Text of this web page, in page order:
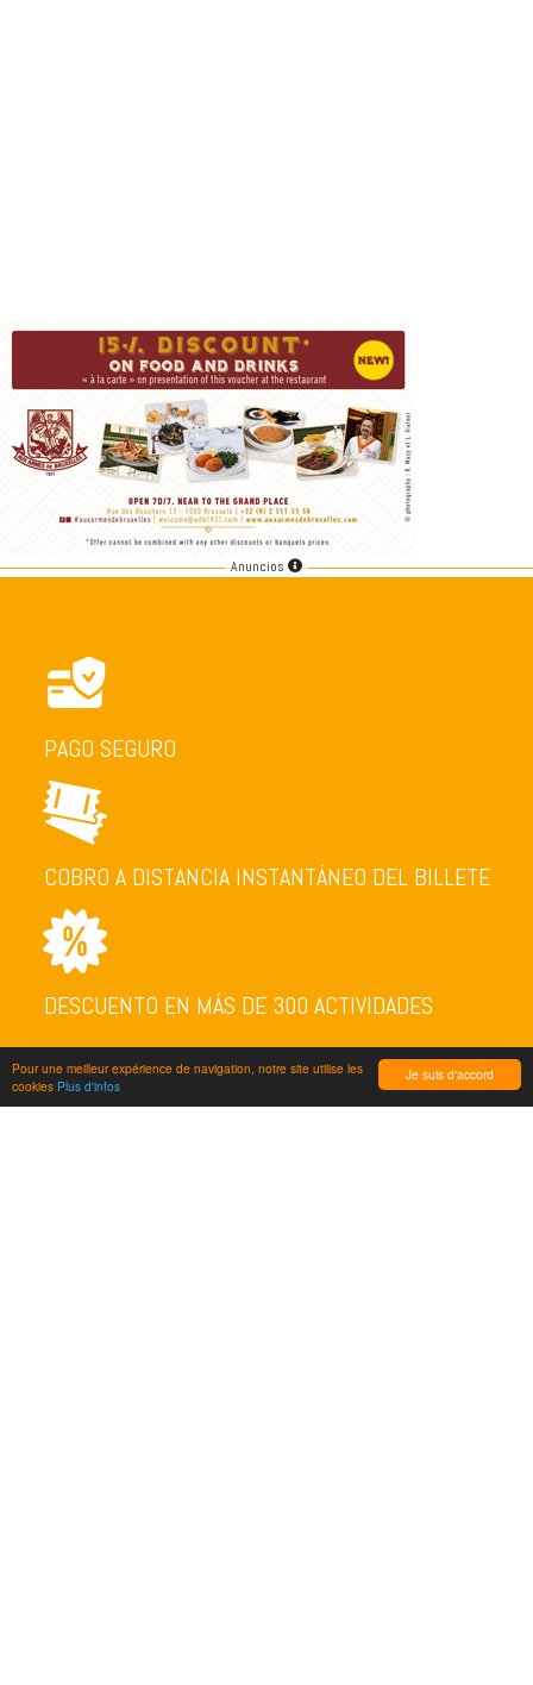
Je suis d'accord
Pour une meilleur expérience de navigation, notre site utilise les
cookies Plus d'infos
Anuncios
PAGO SEGURO
COBRO A DISTANCIA INSTANTÁNEO DEL BILLETE
DESCUENTO EN MÁS DE 300 ACTIVIDADES